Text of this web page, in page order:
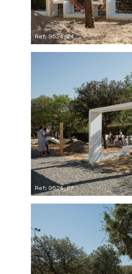
Ref: 9624_24
Ref: 9624_27